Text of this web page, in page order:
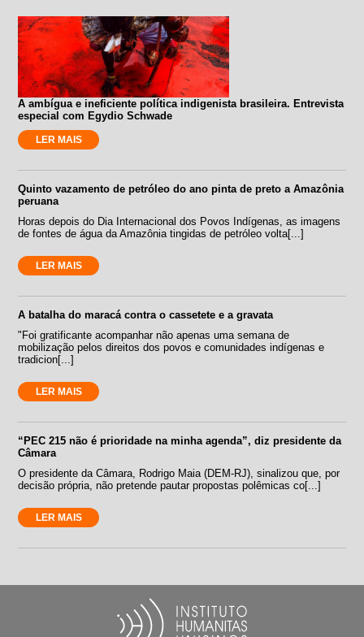
A ambígua e ineficiente política indigenista brasileira. Entrevista
especial com Egydio Schwade
LER MAIS
Quinto vazamento de petróleo do ano pinta de preto a Amazônia
peruana
Horas depois do Dia Internacional dos Povos Indígenas, as imagens
de fontes de água da Amazônia tingidas de petróleo volta[...]
LER MAIS
A batalha do maracá contra o cassetete e a gravata
"Foi gratificante acompanhar não apenas uma semana de
mobilização pelos direitos dos povos e comunidades indígenas e
tradicion[...]
LER MAIS
“PEC 215 não é prioridade na minha agenda”, diz presidente da
Câmara
O presidente da Câmara, Rodrigo Maia (DEM-RJ), sinalizou que, por
decisão própria, não pretende pautar propostas polêmicas co[...]
LER MAIS